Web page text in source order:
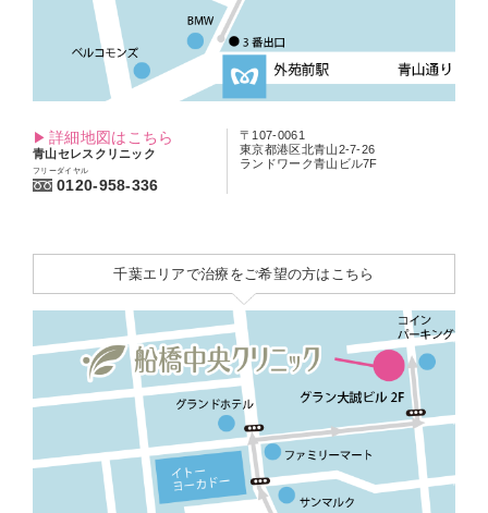
詳細地図はこちら
青山セレスクリニック
フリーダイヤル
0120-958-336
〒107-0061
東京都港区北青山2-7-26
ランドワーク青山ビル7F
千葉エリアで治療をご希望の方はこちら